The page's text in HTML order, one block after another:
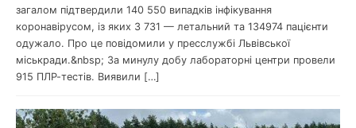
загалом підтвердили 140 550 випадків інфікування
коронавірусом, із яких 3 731 — летальний та 134974 пацієнти
одужало. Про це повідомили у пресслужбі Львівської
міськради.&nbsp; За минулу добу лабораторні центри провели
915 ПЛР-тестів. Виявили […]